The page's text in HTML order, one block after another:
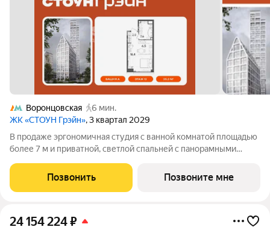
Воронцовская
6 мин.
ЖК «СТОУН Грэйн», 3 квартал 2029
В продаже эргономичная студия с ванной комнатой площадью
более 7 м и приватной, светлой спальней с панорамными
организовать угловую кухню с полноценнгым вместительным
гарнитуром и мягкую зону отдыха
Позвонить Позвоните мне
24 154 224₽